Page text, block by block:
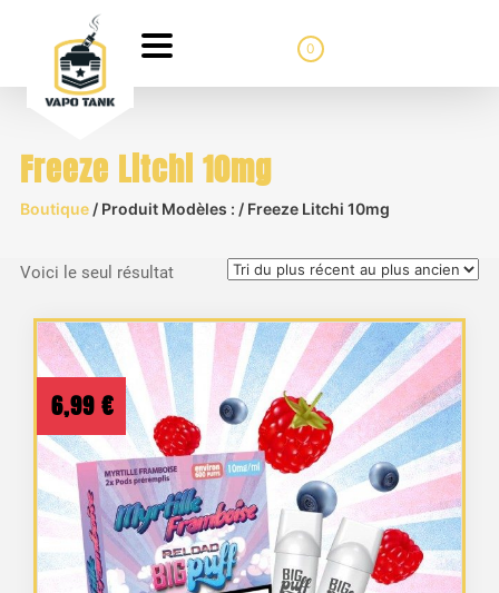
0
Freeze Litchi 10mg
Boutique/ Produit Modèles : / Freeze Litchi 10mg
Voici le seul résultat
6,99 €